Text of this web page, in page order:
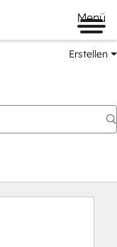
Menü
Erstellen